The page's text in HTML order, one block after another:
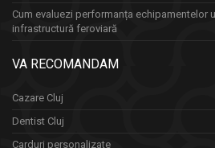
Cum evaluezi performanța echipamentelor
infrastructură feroviară
VA RECOMANDAM
Cazare Cluj
Dentist Cluj
Carduri personalizate